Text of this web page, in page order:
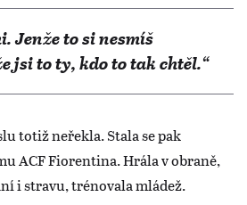
Jenže to si nesmíš
jsi to ty, kdo to tak chtěl.“
totiž neřekla. Stala se pak
ACF Fiorentina. Hrála v obraně,
i stravu, trénovala mládež.